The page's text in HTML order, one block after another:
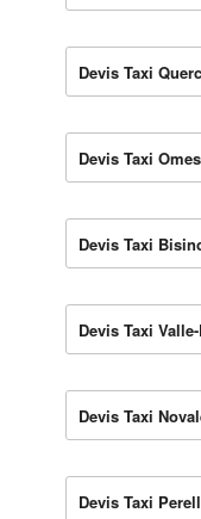
Devis Taxi
Devis Taxi
Devis Taxi
Devis Taxi
Devis Taxi
Devis Taxi